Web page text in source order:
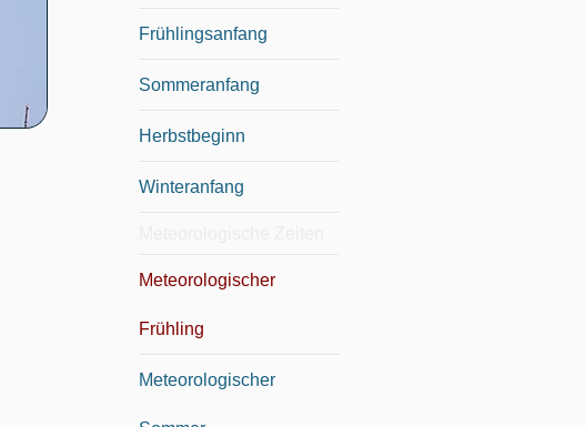
Frühlingsanfang
Sommeranfang
Herbstbeginn
Winteranfang
Meteorologischer
Frühling
Meteorologischer